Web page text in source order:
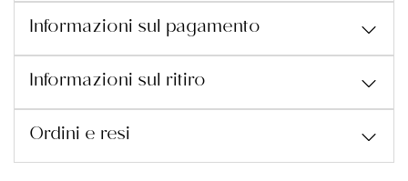
Informazioni sul pagamento
Informazioni sul ritiro
Ordini e resi